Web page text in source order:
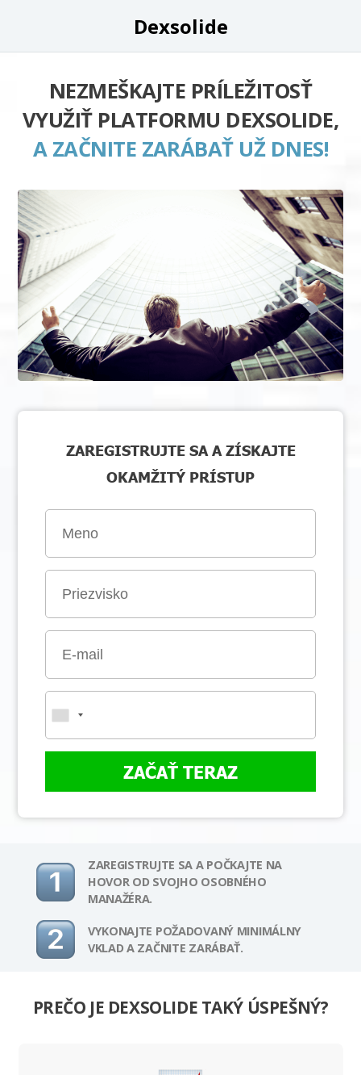
Dexsolide
NEZMEŠKAJTE PRÍLEŽITOSŤ
VYUŽIŤ PLATFORMU DEXSOLIDE,
A ZAČNITE ZARÁBAŤ UŽ DNES!
ZAREGISTRUJTE SA A ZÍSKAJTE
OKAMŽITÝ PRÍSTUP
ZAČAŤ TERAZ
ZAREGISTRUJTE SA A POČKAJTE NA
HOVOR OD SVOJHO OSOBNÉHO
MANAŽÉRA.
VYKONAJTE POŽADOVANÝ MINIMÁLNY
VKLAD A ZAČNITE ZARÁBAŤ.
PREČO JE DEXSOLIDE TAKÝ ÚSPEŠNÝ?